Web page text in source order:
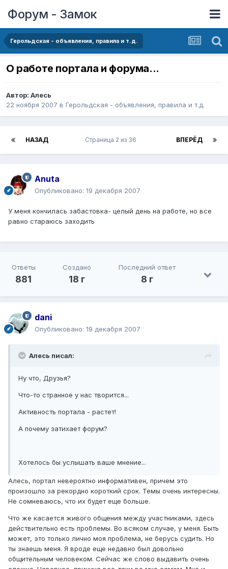
Форум - Замок
Герольдская - объявления, правила и т.д.
О работе портала и форума...
Автор: Алесь
22 ноября 2007 в Герольдская - объявления, правила и т.д.
НАЗАД ВПЕРЁД
Страница 2 из 36
Anuta
Опубликовано: 19 декабря 2007
У меня кончилась забастовка- целый день на работе, но все
равно стараюсь заходить
Ответы
881
Создано
18 г
Последний ответ
8 г
dani
Опубликовано: 19 декабря 2007
Алесь писал:
Ну что, Друзья?
Что-то странное у нас творится...
Активность портала - растет!
А почему затихает форум?
Хотелось бы услышать ваше мнение...
Алесь, портал невероятно информативен, причем это
произошло за рекордно короткий срок. Темы очень интересны.
Не сомневаюсь, что их будет еще больше.
Что же касается живого общения между участниками, здесь
действительно есть проблемы. Во всяком случае, у меня. Быть
может, это только лично моя проблема, не берусь судить. Но
ты знаешь меня. Я вроде еще недавно был довольно
общительным человеком. Сейчас же слово выдавить очень